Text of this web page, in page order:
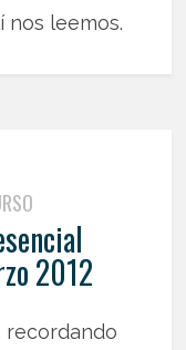
nos leemos.
2012
recordando